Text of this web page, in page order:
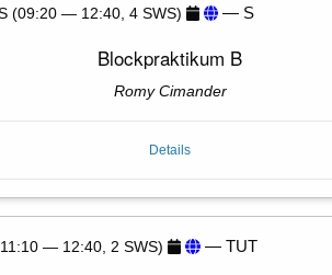
(09:20 — 12:40, 4 SWS) — S
Blockpraktikum B
Romy Cimander
Details
— 12:40, 2 SWS) — TUT